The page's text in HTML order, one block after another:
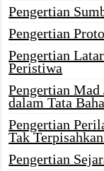
Pengertian
Pengertian
Pengertian
Peristiwa
Pengertian
dalam Tata
Pengertian
Tak
Pengertian